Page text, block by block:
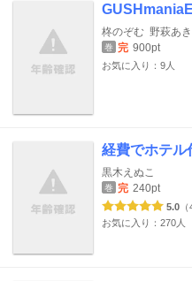
柊のぞむ 野萩あき
巻 完 900pt
お気に入り：9人
経費でホテル
黒木えぬこ
巻 完 240pt
5.0
お気に入り：270人